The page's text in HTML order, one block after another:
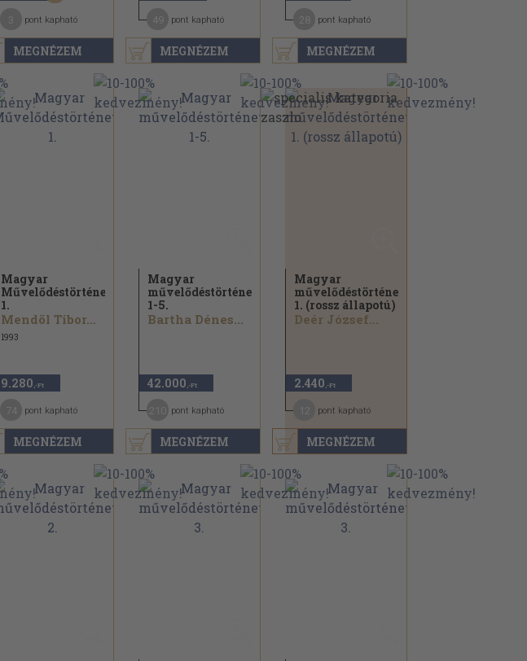
MEGNÉZEM
pont kapható
MEGNÉZEM
pont kapható
MEGNÉZEM
pont kapható
MEGNÉZEM
Magyar
Művelődéstörténet
1.
Mendöl Tibor...
1993
9.280 ,-Ft
pont kapható
MEGNÉZEM
Magyar
művelődéstörténet
1-5.
Bartha Dénes...
42.000 ,-Ft
pont kapható
MEGNÉZEM
Magyar
művelődéstörténet
1. (rossz állapotú)
Deér József...
2.440 ,-Ft
pont kapható